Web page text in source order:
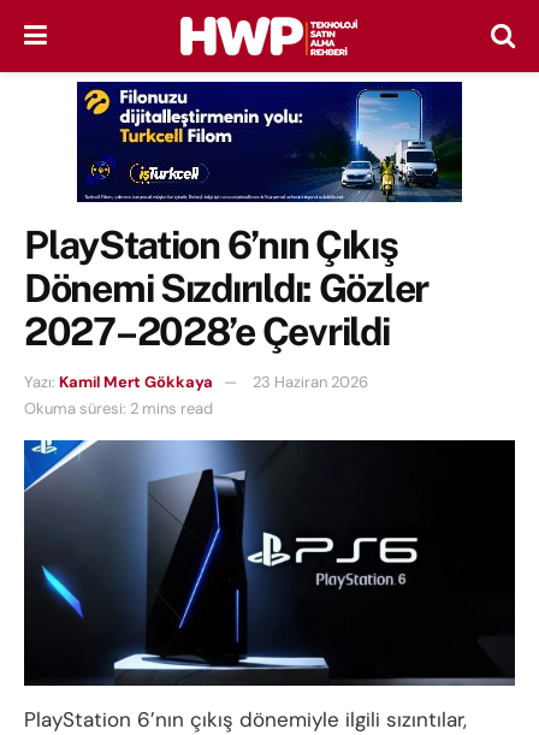
PlayStation 6’nın Çıkış
Dönemi Sızdırıldı: Gözler
2027–2028’e Çevrildi
Yazı: Kamil Mert Gökkaya
23 Haziran 2026
Okuma süresi: 2 mins read
PlayStation 6’nın çıkış dönemiyle ilgili sızıntılar,